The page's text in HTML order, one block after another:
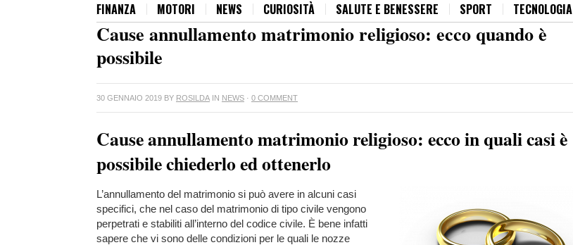
FINANZA MOTORI NEWS CURIOSITÀ SALUTE E BENESSERE SPORT TECNOLOGIA
Cause annullamento matrimonio religioso: ecco quando è
possibile
30 GENNAIO 2019 BY ROSILDA IN NEWS · 0 COMMENT
Cause annullamento matrimonio religioso: ecco in quali casi è
possibile chiederlo ed ottenerlo
L’annullamento del matrimonio si può avere in alcuni casi
specifici, che nel caso del matrimonio di tipo civile vengono
perpetrati e stabiliti all’interno del codice civile. È bene infatti
sapere che vi sono delle condizioni per le quali le nozze